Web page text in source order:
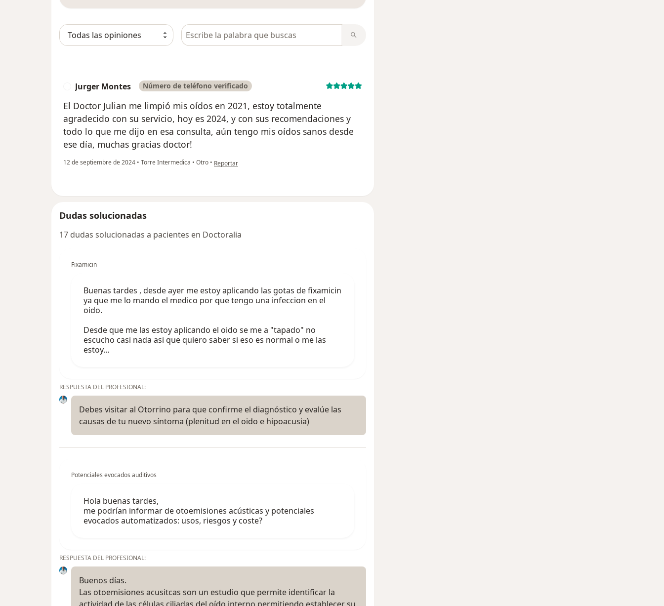
Busca en opiniones
Jurger Montes Número de teléfono verificado
El Doctor Julian me limpió mis oídos en 2021, estoy totalmente
agradecido con su servicio, hoy es 2024, y con sus recomendaciones y
todo lo que me dijo en esa consulta, aún tengo mis oídos sanos desde
ese día, muchas gracias doctor!
12 de septiembre de 2024 • Torre Intermedica • Otro • en opinión del usuario Jurger Montes
Reportar
Dudas solucionadas
17 dudas solucionadas a pacientes en Doctoralia
Fixamicin
Buenas tardes , desde ayer me estoy aplicando las gotas de fixamicin
ya que me lo mando el medico por que tengo una infeccion en el
oido.
Desde que me las estoy aplicando el oido se me a "tapado" no
escucho casi nada asi que quiero saber si eso es normal o me las
estoy…
RESPUESTA DEL PROFESIONAL:
Debes visitar al Otorrino para que confirme el diagnóstico y evalúe las
causas de tu nuevo síntoma (plenitud en el oido e hipoacusia)
Potenciales evocados auditivos
Hola buenas tardes,
me podrían informar de otoemisiones acústicas y potenciales
evocados automatizados: usos, riesgos y coste?
RESPUESTA DEL PROFESIONAL:
Buenos días.
Las otoemisiones acusitcas son un estudio que permite identificar la